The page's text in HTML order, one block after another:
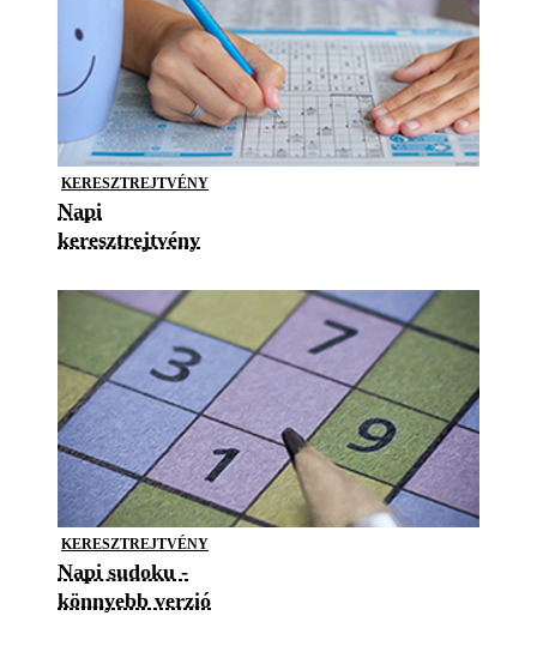
KERESZTREJTVÉNY
Napi
keresztrejtvény
KERESZTREJTVÉNY
Napi sudoku -
könnyebb verzió